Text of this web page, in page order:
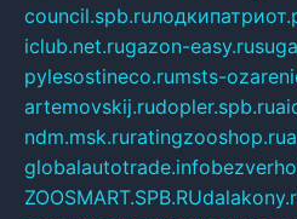
council.spb.ru
iclub.net.rugazon-easy.ru
pylesostineco.rumsts-
artemovskij.rudopler.spb.ru
ndm.msk.ruratingzooshop.ru
globalautotrade.info
ZOOSMART.SPB.RU